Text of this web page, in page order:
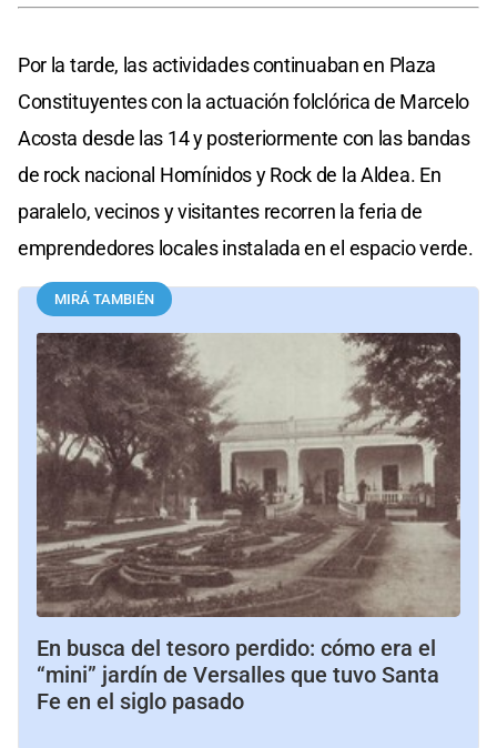
Por la tarde, las actividades continuaban en Plaza
Constituyentes con la actuación folclórica de Marcelo
Acosta desde las 14 y posteriormente con las bandas
de rock nacional Homínidos y Rock de la Aldea. En
paralelo, vecinos y visitantes recorren la feria de
emprendedores locales instalada en el espacio verde.
MIRÁ TAMBIÉN
En busca del tesoro perdido: cómo era el
“mini” jardín de Versalles que tuvo Santa
Fe en el siglo pasado